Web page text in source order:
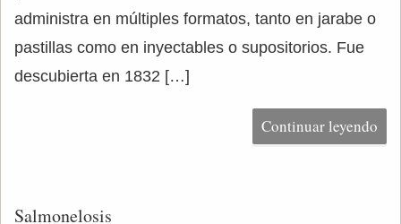
administra en múltiples formatos, tanto en jarabe o
pastillas como en inyectables o supositorios. Fue
descubierta en 1832 […]
Continuar leyendo
Salmonelosis